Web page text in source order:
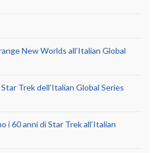
New Worlds all’Italian Global
Trek dell’Italian Global Series
i 60 anni di Star Trek all’Italian